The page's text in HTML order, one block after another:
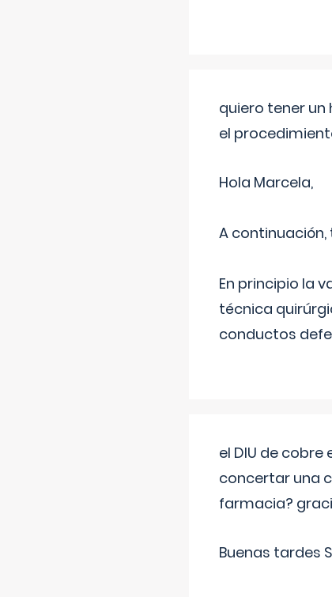
quiero tener un
el
Hola Marcela,
A
En principio la
técnica
conductos
el DIU de
concertar una
farmacia?
Buenas tardes